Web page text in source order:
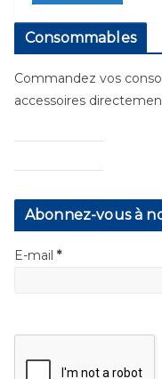
Consommables
Commandez vos
accessoires
Abonnez-vous à
E-mail *